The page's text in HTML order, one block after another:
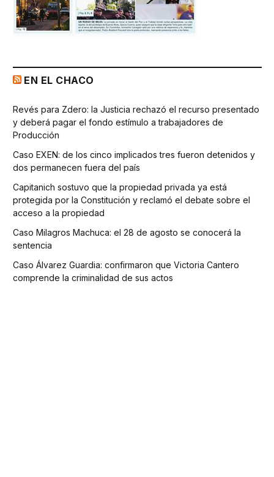
EN EL CHACO
Revés para Zdero: la Justicia rechazó el recurso presentado
y deberá pagar el fondo estímulo a trabajadores de
Producción
Caso EXEN: de los cinco implicados tres fueron detenidos y
dos permanecen fuera del país
Capitanich sostuvo que la propiedad privada ya está
protegida por la Constitución y reclamó el debate sobre el
acceso a la propiedad
Caso Milagros Machuca: el 28 de agosto se conocerá la
sentencia
Caso Álvarez Guardia: confirmaron que Victoria Cantero
comprende la criminalidad de sus actos